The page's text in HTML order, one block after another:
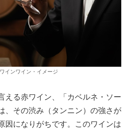
インワイン・イメージ
える赤ワイン、「カベルネ・ソー
、その渋み（タンニン）の強さが
因になりがちです。このワインは